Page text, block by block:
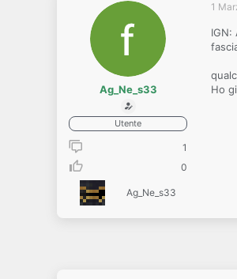
Ag_Ne_s33
Utente
1
0
Ag_Ne_s33
1
IGN:
Ho